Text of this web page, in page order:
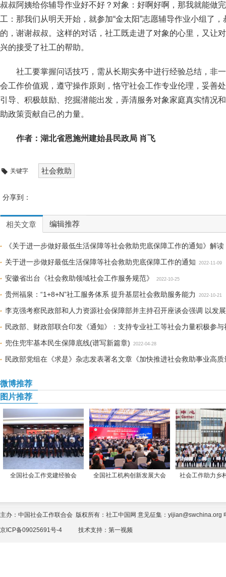
叔叔阿姨给你辅导作业好不好？对象：好啊好啊，那我就能做
工：那我们从明天开始，就参加“金太阳”志愿辅导作业小组了
的，谢谢叔叔。这样的对话，社工既走进了对象的心里，又让
兴的接受了社工的帮助。
社工要掌握问话技巧，需从长期实务中进行经验总结，非
会工作价值观，遵守操作原则，恪守社会工作专业伦理，妥善
引导、积极鼓励、挖掘潜能出发，弄清服务对象家庭真实情况
助政策贡献自己的力量。
作者：湖北省恩施州建始县民政局 肖飞
关键字 社会救助
分享到：
相关文章 编辑推荐
《关于进一步做好最低生活保障等社会救助兜底保障工作的通知》解读
关于进一步做好最低生活保障等社会救助兜底保障工作的通知
2022-11-09
安徽省出台《社会救助领域社会工作服务规范》 2022-10-25
贵州福泉：“1+8+N”社工服务体系 提升基层社会救助服务能力 2022-10-21
李克强考察民政部和人力资源社会保障部并主持召开座谈会强调 以发
社会持续健康发展
2022-06-29
民政部、财政部联合印发《通知》：支持专业社工等社会力量积极参与
兜住兜牢基本民生保障底线(谱写新篇章)
2022-04-28
民政部党组在《求是》杂志发表署名文章《加快推进社会救助事业高质
微博推荐
图片推荐
全国社会工作党建经验会 全国社工机构创新发展大会 社会工作助力乡
主办：中国社会工作联合会 版权所有：社工中国网 意见征集：yijian@swchina.org
京ICP备09025691号-4 技术支持： 第一视频